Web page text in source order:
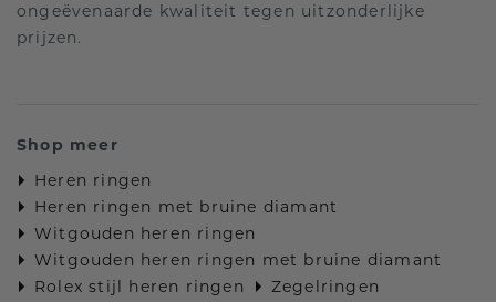
ongeëvenaarde kwaliteit tegen uitzonderlijke
prijzen.
Shop meer
Heren ringen
Heren ringen met bruine diamant
Witgouden heren ringen
Witgouden heren ringen met bruine diamant
Rolex stijl heren ringen
Zegelringen